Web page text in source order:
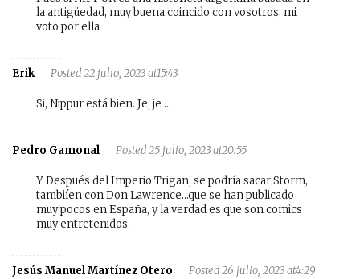
la antigüedad, muy buena coincido con vosotros, mi
voto por ella
Erik Posted 22 julio, 2023 at15:43
Si, Nippur está bien. Je, je …
Pedro Gamonal Posted 25 julio, 2023 at20:55
Y Después del Imperio Trigan, se podría sacar Storm,
tambiíen con Don Lawrence…que se han publicado
muy pocos en España, y la verdad es que son comics
muy entretenidos.
Jesús Manuel Martínez Otero Posted 26 julio, 2023 at4:29